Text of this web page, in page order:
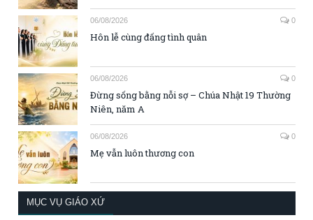
06/08/2026 0
Hôn lễ cùng đấng tình quân
06/08/2026 0
Đừng sống bằng nỗi sợ – Chúa Nhật 19 Thường
Niên, năm A
06/08/2026 0
Mẹ vẫn luôn thương con
MỤC VỤ GIÁO XỨ